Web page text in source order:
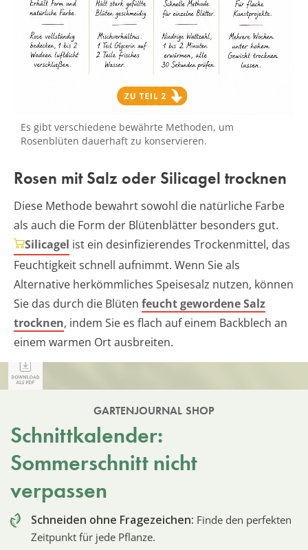
Es gibt verschiedene bewährte Methoden, um
Rosenblüten dauerhaft zu konservieren.
Rosen mit Salz oder Silicagel trocknen
Diese Methode bewahrt sowohl die natürliche Farbe
als auch die Form der Blütenblätter besonders gut.
Silicagel ist ein desinfizierendes Trockenmittel, das
Feuchtigkeit schnell aufnimmt. Wenn Sie als
Alternative herkömmliches Speisesalz nutzen, können
Sie das durch die Blüten feucht gewordene Salz
trocknen, indem Sie es flach auf einem Backblech an
einem warmen Ort ausbreiten.
GARTENJOURNAL SHOP
Schnittkalender:
Sommerschnitt nicht
verpassen
Schneiden ohne Fragezeichen: Finde den perfekten
Zeitpunkt für jede Pflanze.